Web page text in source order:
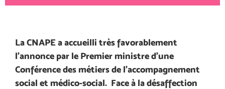
La CNAPE a accueilli très favorablement
l’annonce par le Premier ministre d’une
Conférence des métiers de l’accompagnement
social et médico-social. Face à la désaffection